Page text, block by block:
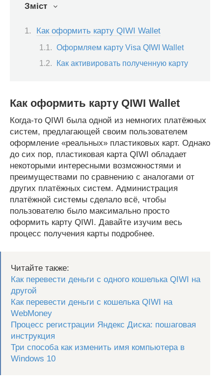
Зміст
Как оформить карту QIWI Wallet
Оформляем карту Visa QIWI Wallet
Как активировать полученную карту
Как оформить карту QIWI Wallet
Когда-то QIWI была одной из немногих платёжных
систем, предлагающей своим пользователем
оформление «реальных» пластиковых карт. Однако
до сих пор, пластиковая карта QIWI обладает
некоторыми интересными возможностями и
преимуществами по сравнению с аналогами от
других платёжных систем. Администрация
платёжной системы сделало всё, чтобы
пользователю было максимально просто
оформить карту QIWI. Давайте изучим весь
процесс получения карты подробнее.
Читайте также:
Как перевести деньги с одного кошелька QIWI на
другой
Как перевести деньги с кошелька QIWI на
WebMoney
Процесс регистрации Яндекс Диска: пошаговая
инструкция
Три способа как изменить имя компьютера в
Windows 10